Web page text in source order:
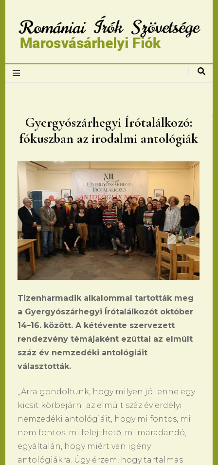
Romániai Írók
Marosvásárhelyi
fiok
Gyergyószárhegyi Írótalálkozó:
fókuszban az irodalmi antológiák
Tizenharmadik alkalommal tartották meg
a Gyergyószárhegyi Írótalálkozót október
14–16. között. A kétévente szervezett
rendezvény témájaként ezúttal az elmúlt
száz év nemzedéki antológiáit
választották.
„Arra gondoltunk, hogy milyen jó lenne egy
kicsit körbejárni az elmúlt száz év erdélyi
nemzedéki antológiáit, hogy mi fontos, mi
nem fontos, mi felejthető, mi maradandó,
egyáltalán, hogy miért van igény
antológiákra. Úgy érzem, hogy tartalmas